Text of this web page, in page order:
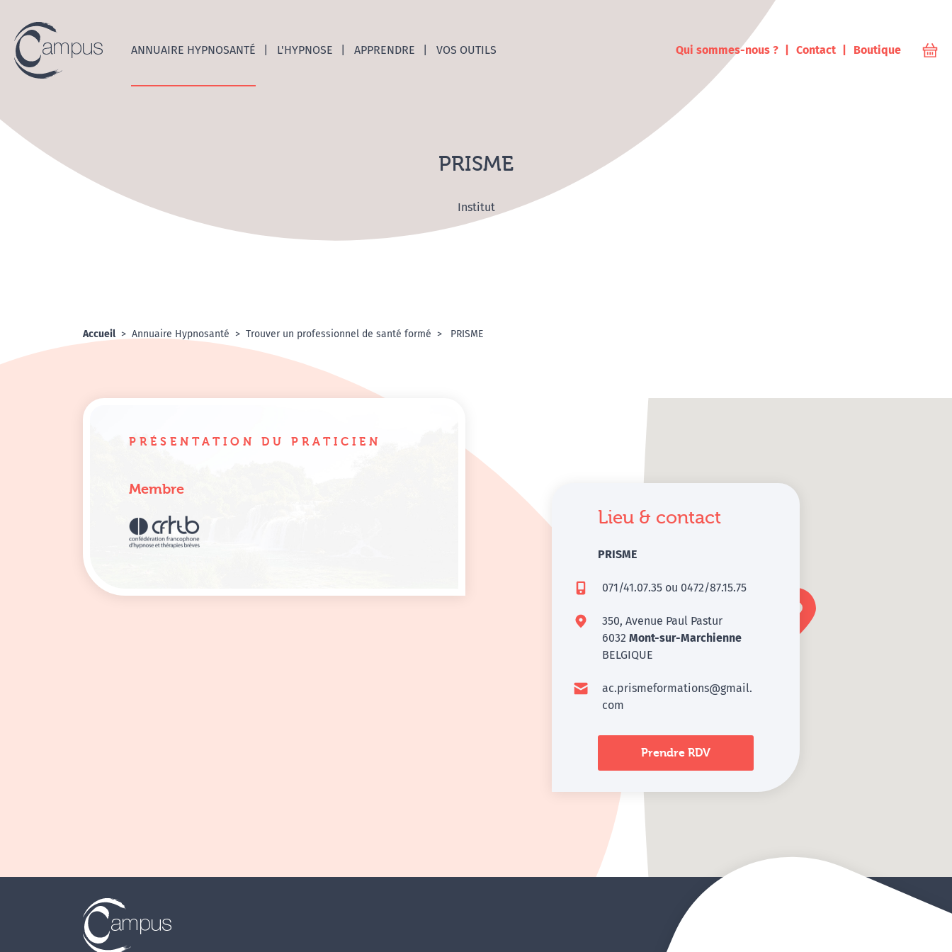
Emergences Campus
ANNUAIRE HYPNOSANTÉ L'HYPNOSE APPRENDRE VOS OUTILS Qui sommes-nous ? Contact Boutique
PRISME
Institut
Accueil Annuaire Hypnosanté Trouver un professionnel de santé formé PRISME
PRÉSENTATION DU PRATICIEN
Membre
Lieu & contact
PRISME
071/41.07.35 ou 0472/87.15.75
350, Avenue Paul Pastur
6032Mont-sur-Marchienne
BELGIQUE
ac.prismeformations@gmail.
com
Prendre RDV